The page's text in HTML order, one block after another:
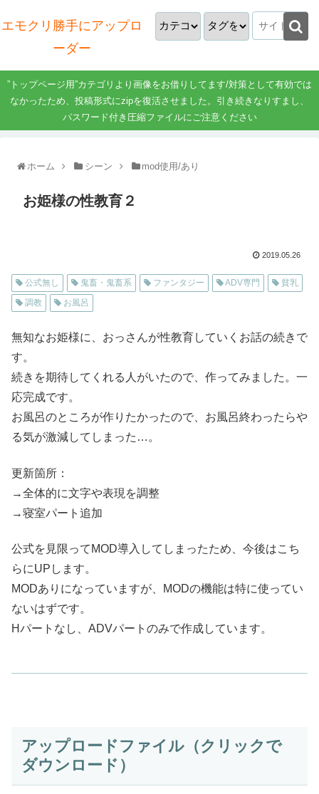
エモクリ勝手にアップロ
ーダー
”トップページ用”カテゴリより画像をお借りしてます/対策として有効では
なかったため、投稿形式にzipを復活させました。引き続きなりすまし、
パスワード付き圧縮ファイルにご注意ください
ホーム シーン mod使用/あり
お姫様の性教育２
2019.05.26
公式無し 鬼畜・鬼畜系 ファンタジー ADV専門
貧乳
調教
お風呂
無知なお姫様に、おっさんが性教育していくお話の続きで
す。
続きを期待してくれる人がいたので、作ってみました。一
応完成です。
お風呂のところが作りたかったので、お風呂終わったらや
る気が激減してしまった…。
更新箇所：
→全体的に文字や表現を調整
→寝室パート追加
公式を見限ってMOD導入してしまったため、今後はこち
らにUPします。
MODありになっていますが、MODの機能は特に使ってい
ないはずです。
Hパートなし、ADVパートのみで作成しています。
アップロードファイル（クリックで
ダウンロード）